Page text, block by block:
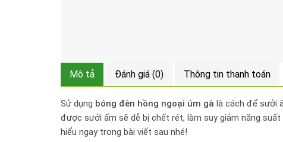
Mô tả Đánh giá (0) Thông tin thanh toán
Sử dụng bóng đèn hồng ngoại úm gà là cách để sưởi
được sưởi ấm sẽ dễ bị chết rét, làm suy giảm năng
hiểu ngay trong bài viết sau nhé!